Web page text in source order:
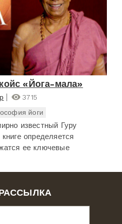
«Йога-мала»
3715
йоги
известный Гуру
определяется
ее клю­чевые